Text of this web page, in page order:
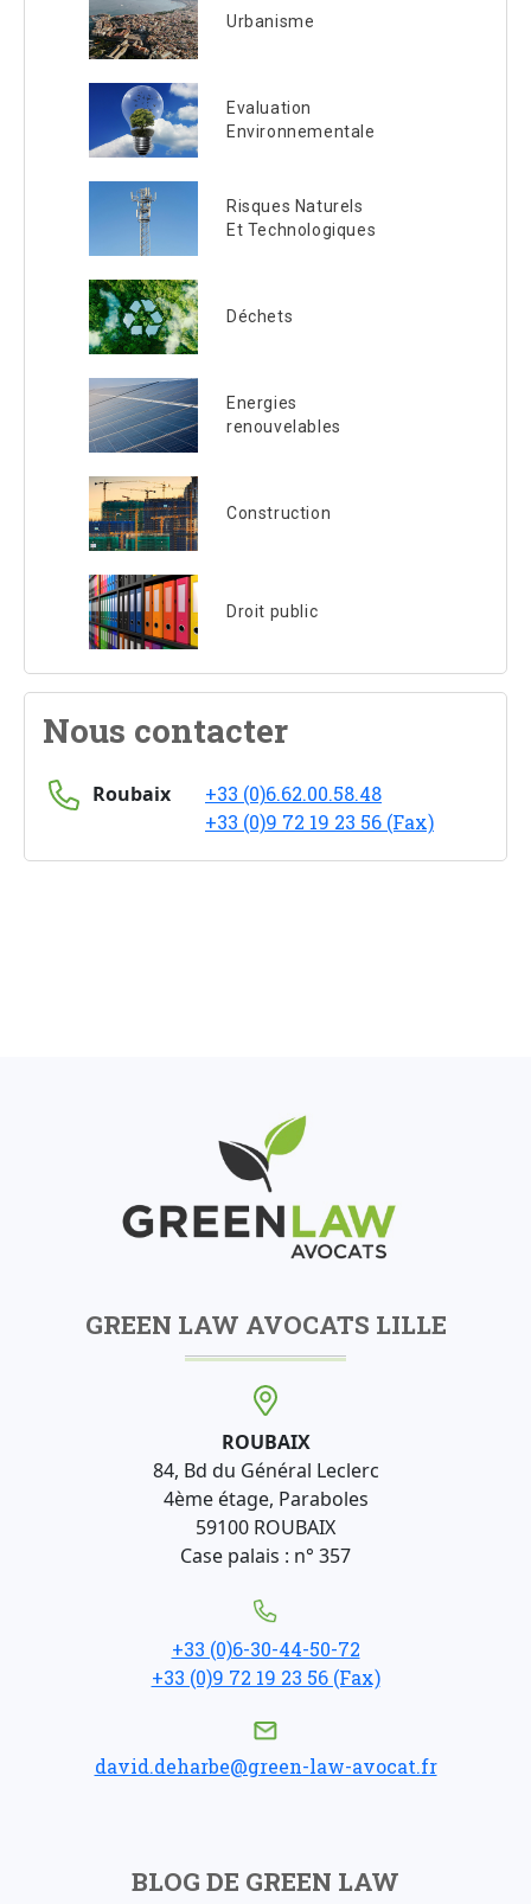
Urbanisme
Evaluation
Environnementale
Risques Naturels
Et Technologiques
Déchets
Energies
renouvelables
Construction
Droit public
Nous contacter
Roubaix
+33 (0)6.62.00.58.48
+33 (0)9 72 19 23 56 (Fax)
GREEN LAW AVOCATS LILLE
ROUBAIX
84, Bd du Général Leclerc
4ème étage, Paraboles
59100 ROUBAIX
Case palais : n° 357
+33 (0)6-30-44-50-72
+33 (0)9 72 19 23 56 (Fax)
david.deharbe@green-law-avocat.fr
BLOG DE GREEN LAW